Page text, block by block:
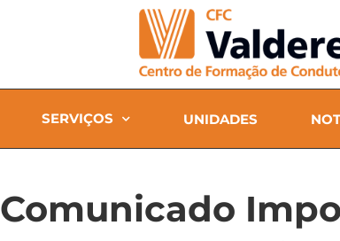
SERVIÇOS UNIDADES
Comunicado